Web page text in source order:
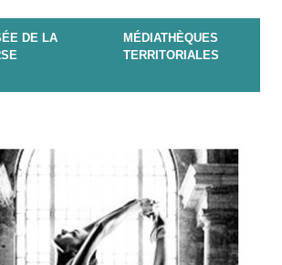
DE LA
MÉDIATHÈQUES
TERRITORIALES